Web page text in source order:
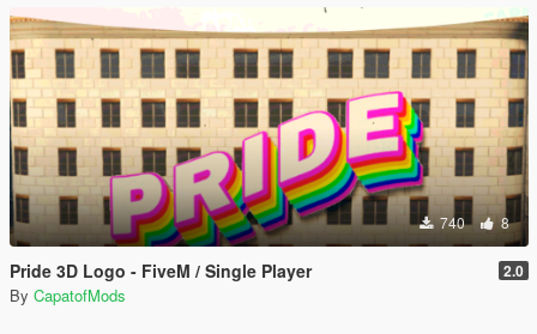
740 8
Pride 3D Logo - FiveM / Single Player 2.0
By CapatofMods